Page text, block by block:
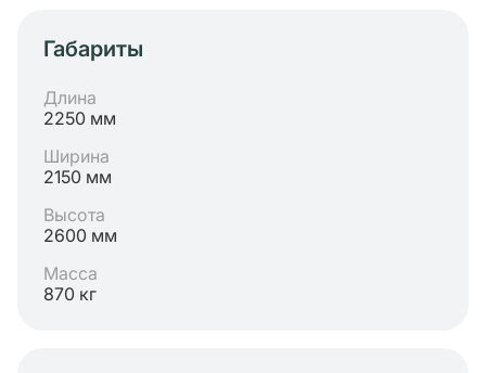
Габариты
Длина
2250 мм
Ширина
2150 мм
Высота
2600 мм
Масса
870 кг